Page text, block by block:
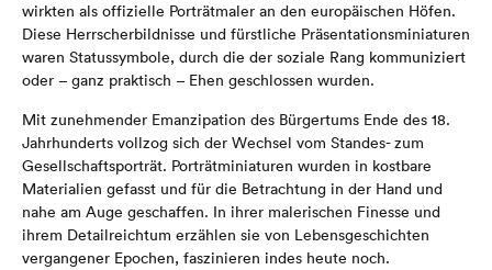
wirkten als offizielle Porträtmaler an den europäischen Höfen.
Diese Herrscherbildnisse und fürstliche Präsentationsminiaturen
waren Statussymbole, durch die der soziale Rang kommuniziert
oder – ganz praktisch – Ehen geschlossen wurden.
Mit zunehmender Emanzipation des Bürgertums Ende des 18.
Jahrhunderts vollzog sich der Wechsel vom Standes- zum
Gesellschaftsporträt. Porträtminiaturen wurden in kostbare
Materialien gefasst und für die Betrachtung in der Hand und
nahe am Auge geschaffen. In ihrer malerischen Finesse und
ihrem Detailreichtum erzählen sie von Lebensgeschichten
vergangener Epochen, faszinieren indes heute noch.